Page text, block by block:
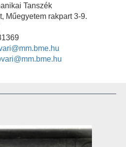
Tanszék
Műegyetem rakpart 3-9.